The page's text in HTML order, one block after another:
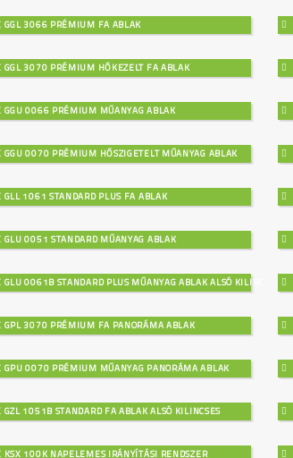
GGL 3066 PRÉMIUM FA ABLAK
GGL 3070 PRÉMIUM HŐKEZELT FA ABLAK
GGU 0066 PRÉMIUM MŰANYAG ABLAK
GGU 0070 PRÉMIUM HŐSZIGETELT MŰANYAG ABLAK
GLL 1061 STANDARD PLUS FA ABLAK
GLU 0051 STANDARD MŰANYAG ABLAK
0061B STANDARD PLUS MŰANYAG ABLAK ALSÓ KILINCSES
GPL 3070 PRÉMIUM FA PANORÁMA ABLAK
GPU 0070 PRÉMIUM MŰANYAG PANORÁMA ABLAK
GZL 1051B STANDARD FA ABLAK ALSÓ KILINCSES
KSX 100K NAPELEMES IRÁNYÍTÁSI RENDSZER